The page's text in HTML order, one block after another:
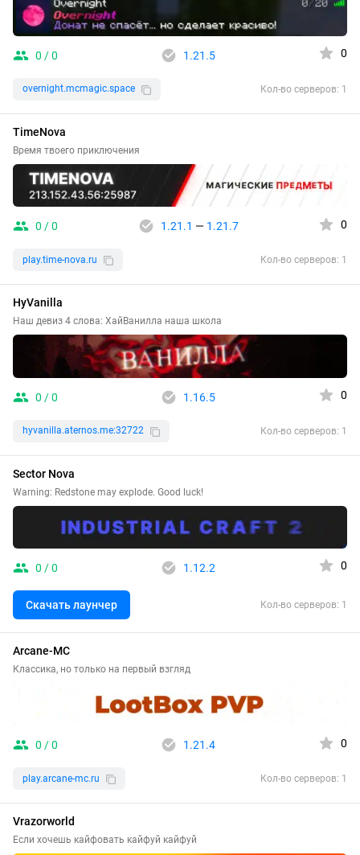
0 / 0 1.21.5 0
overnight.mcmagic.space Кол-во серверов: 1
TimeNova
Время твоего приключения
0 / 0 1.21.1 — 1.21.7 0
play.time-nova.ru Кол-во серверов: 1
HyVanilla
Наш девиз 4 слова: ХайВанилла наша школа
0 / 0 1.16.5 0
hyvanilla.aternos.me:32722 Кол-во серверов: 1
Sector Nova
Warning: Redstone may explode. Good luck!
0 / 0 1.12.2 0
Скачать лаунчер Кол-во серверов: 1
Arcane-MC
Классика, но только на первый взгляд
0 / 0 1.21.4 0
play.arcane-mc.ru Кол-во серверов: 1
Vrazorworld
Если хочешь кайфовать кайфуй кайфуй